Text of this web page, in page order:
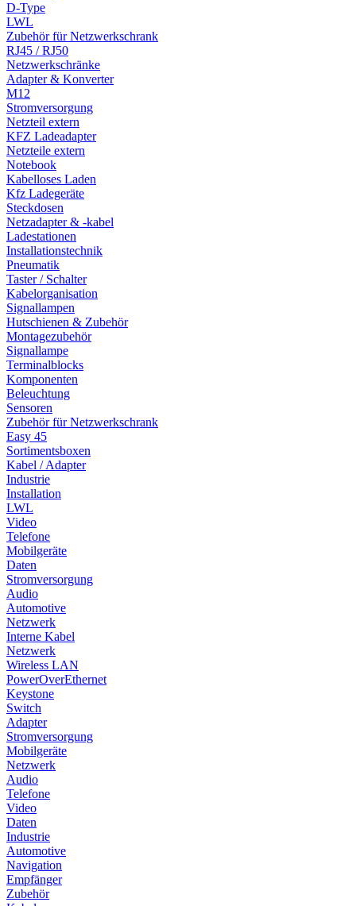
D-Type
LWL
Zubehör für Netzwerkschrank
RJ45 / RJ50
Netzwerkschränke
Adapter & Konverter
M12
Stromversorgung
Netzteil extern
KFZ Ladeadapter
Netzteile extern
Notebook
Kabelloses Laden
Kfz Ladegeräte
Steckdosen
Netzadapter & -kabel
Ladestationen
Installationstechnik
Pneumatik
Taster / Schalter
Kabelorganisation
Signallampen
Hutschienen & Zubehör
Montagezubehör
Signallampe
Terminalblocks
Komponenten
Beleuchtung
Sensoren
Zubehör für Netzwerkschrank
Easy 45
Sortimentsboxen
Kabel / Adapter
Industrie
Installation
LWL
Video
Telefone
Mobilgeräte
Daten
Stromversorgung
Audio
Automotive
Netzwerk
Interne Kabel
Netzwerk
Wireless LAN
PowerOverEthernet
Keystone
Switch
Adapter
Stromversorgung
Mobilgeräte
Netzwerk
Audio
Telefone
Video
Daten
Industrie
Automotive
Navigation
Empfänger
Zubehör